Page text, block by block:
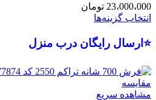
23،000،000 تومان
انتخاب گزینه‌ها
⭐ارسال رایگان درب منزل
مقایسه
مشاهده سریع